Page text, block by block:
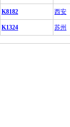
K8182 西安
K1324 苏州